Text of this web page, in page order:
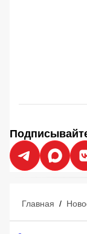
Главная /